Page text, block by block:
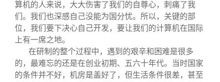
算机的人来说，大大伤害了我们的自尊心，刺痛了我
们。我们也深感自己没能为国分忧。所以，关键的部
位，我们要下决心自己开发，要让我们的计算机在国际
上有一席之地。
在研制的整个过程中，遇到的艰辛和困难是很多
的，最难忘的还是在创业初期、五六十年代。当时国家
的条件并不好，机房是盖好了，但生活条件很差，甚至